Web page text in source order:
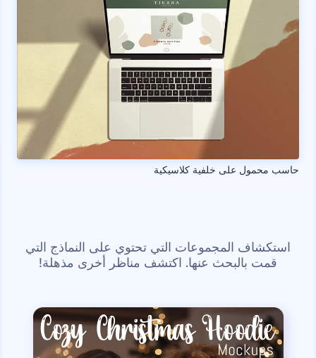
حاسب محمول على خلفية كلاسيكية
استكشاف المجموعات التي تحتوي على النماذج التي
قمت بالبحث عنها. اكتشف مناظر أخرى مذهلة!